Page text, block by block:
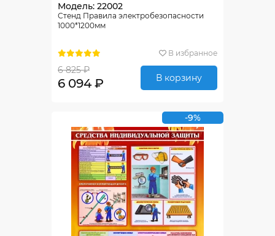
Модель: 22002
Стенд Правила электробезопасности
1000*1200мм
В избранное
6 825 ₽
6 094 ₽ В корзину
-9%